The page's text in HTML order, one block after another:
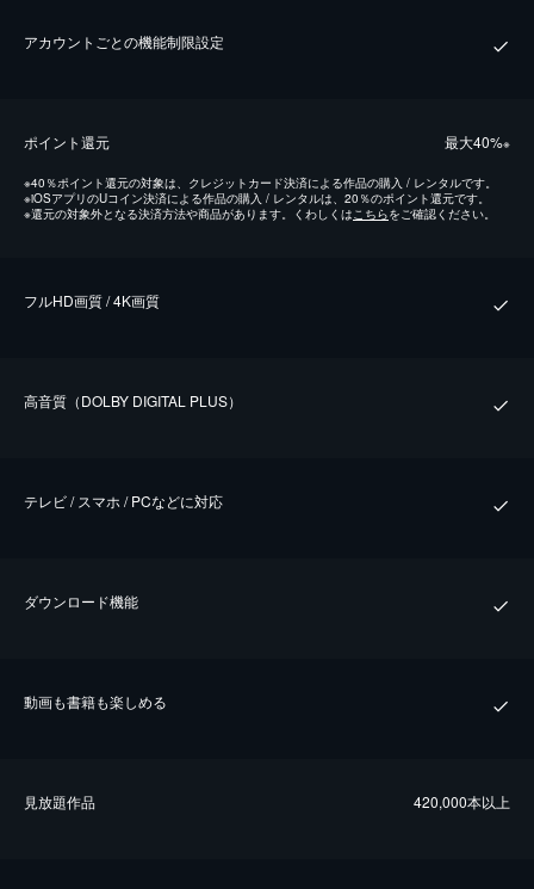
アカウントごとの機能制限設定
ポイント還元 最⼤40%※
※40％ポイント還元の対象は、クレジットカード決済による作品の購入 / レンタルです。
※iOSアプリのUコイン決済による作品の購入 / レンタルは、20％のポイント還元です。
※還元の対象外となる決済方法や商品があります。くわしくはこちらをご確認ください。
フルHD画質 / 4K画質
⾼⾳質（DOLBY DIGITAL PLUS）
テレビ / スマホ / PCなどに対応
ダウンロード機能
動画も書籍も楽しめる
⾒放題作品 420,000本以上